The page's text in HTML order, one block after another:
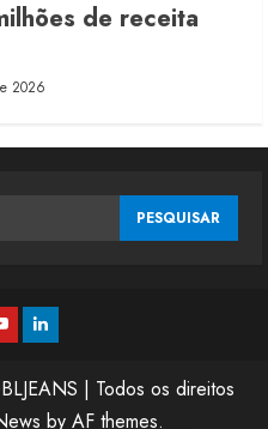
de receita
2026
Linkedin
| Todos os direitos
by AF themes.